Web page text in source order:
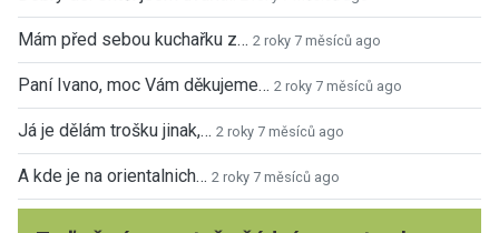
Mám před sebou kuchařku z… 2 roky 7 měsíců ago
Paní Ivano, moc Vám děkujeme… 2 roky 7 měsíců ago
Já je dělám trošku jinak,… 2 roky 7 měsíců ago
A kde je na orientalnich… 2 roky 7 měsíců ago